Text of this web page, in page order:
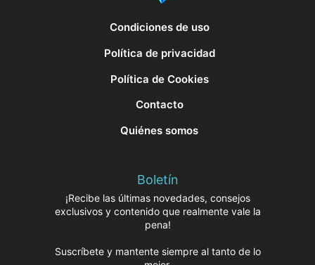
Condiciones de uso
Política de privacidad
Política de Cookies
Contacto
Quiénes somos
Boletín
¡Recibe las últimas novedades, consejos
exclusivos y contenido que realmente vale la
pena!
Suscríbete y mantente siempre al tanto de lo